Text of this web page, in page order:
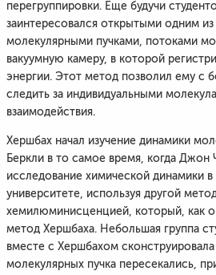
перегруппировки. Еще будучи
заинтересовался открытыми одним
молекулярными пучками, потоками
вакуумную камеру, в которой
энергии. Этот метод позволил ему с
следить за индивидуальными
взаимодействия.
Хершбах начал изучение динамики
Беркли в то самое время, когда Джон
исследование химической динамики
университете, используя другой
хемилюминисценцией, который, как
метод Хершбаха. Небольшая группа
вместе с Хершбахом
молекулярных пучка пересекались,